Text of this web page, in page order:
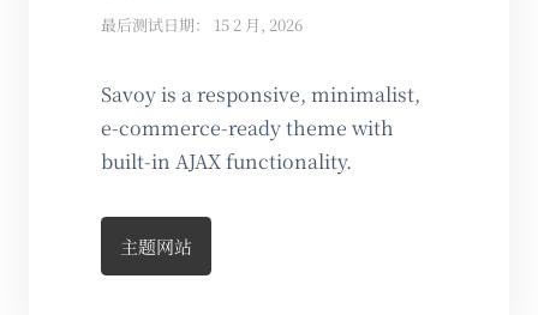
最后测试日期： 15 2 月, 2026
Savoy is a responsive, minimalist,
e-commerce-ready theme with
built-in AJAX functionality.
主题网站